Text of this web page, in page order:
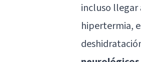
incluso
hipertermia,